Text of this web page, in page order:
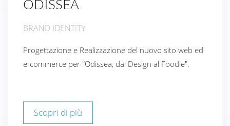
ODISSEA
BRAND IDENTITY
Progettazione e Realizzazione del nuovo sito web ed
e-commerce per "Odissea, dal Design al Foodie".
Scopri di più